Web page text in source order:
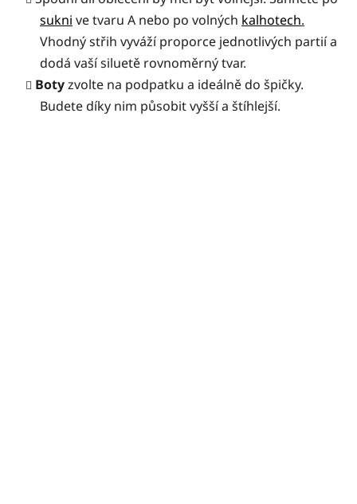
sukni ve tvaru A nebo po volných kalhotech.
Vhodný střih vyváží proporce jednotlivých partií a
dodá vaší siluetě rovnoměrný tvar.
Botyzvolte na podpatku a ideálně do špičky.
Budete díky nim působit vyšší a štíhlejší.